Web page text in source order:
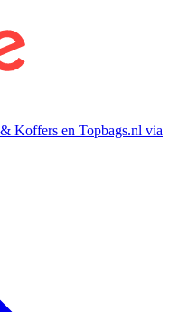
Koffers en Topbags.nl via